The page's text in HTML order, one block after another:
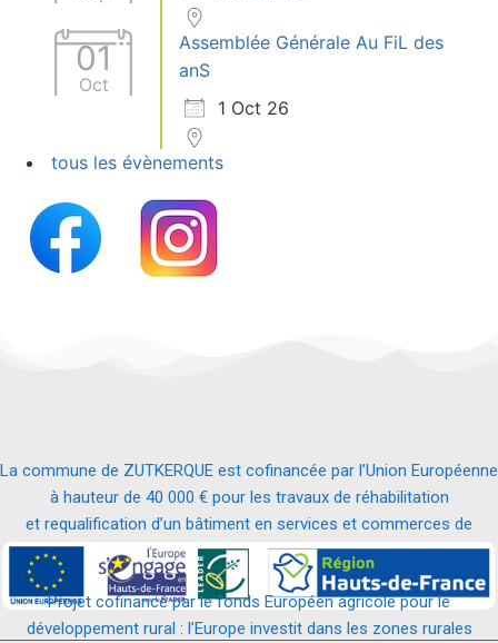
01
Oct
Assemblée Générale Au FiL des
anS
1 Oct 26
tous les évènements
La commune de ZUTKERQUE est cofinancée par l’Union Européenne
à hauteur de 40 000 € pour les travaux de réhabilitation
et requalification d’un bâtiment en services et commerces de
proximité.
Projet cofinancé par le fonds Européen agricole pour le
développement rural : l’Europe investit dans les zones rurales